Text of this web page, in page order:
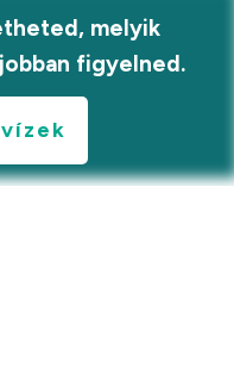
melyik
figyelned.